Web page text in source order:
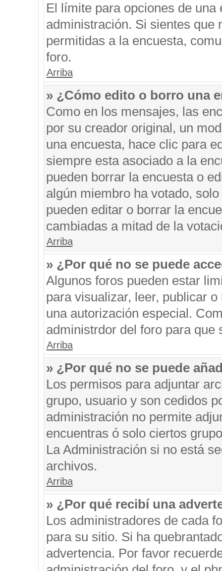
El límite para opciones de una
administración. Si sientes que
permitidas a la encuesta,
foro.
Arriba
» ¿Cómo edito o borro una
Como en los mensajes, las
por su creador original, un
una encuesta, hace clic para
siempre esta asociado a la
pueden borrar la encuesta o
algún miembro ha votado,
pueden editar o borrar la
cambiadas a mitad de la
Arriba
» ¿Por qué no se puede
Algunos foros pueden estar
para visualizar, leer, publicar
una autorización especial.
administrdor del foro para que
Arriba
» ¿Por qué no se puede
Los permisos para adjuntar
grupo, usuario y son cedidos
administración no permite
encuentras ó solo ciertos
La Administración si no está
archivos.
Arriba
» ¿Por qué recibí una
Los administradores de cada
para su sitio. Si ha
advertencia. Por favor